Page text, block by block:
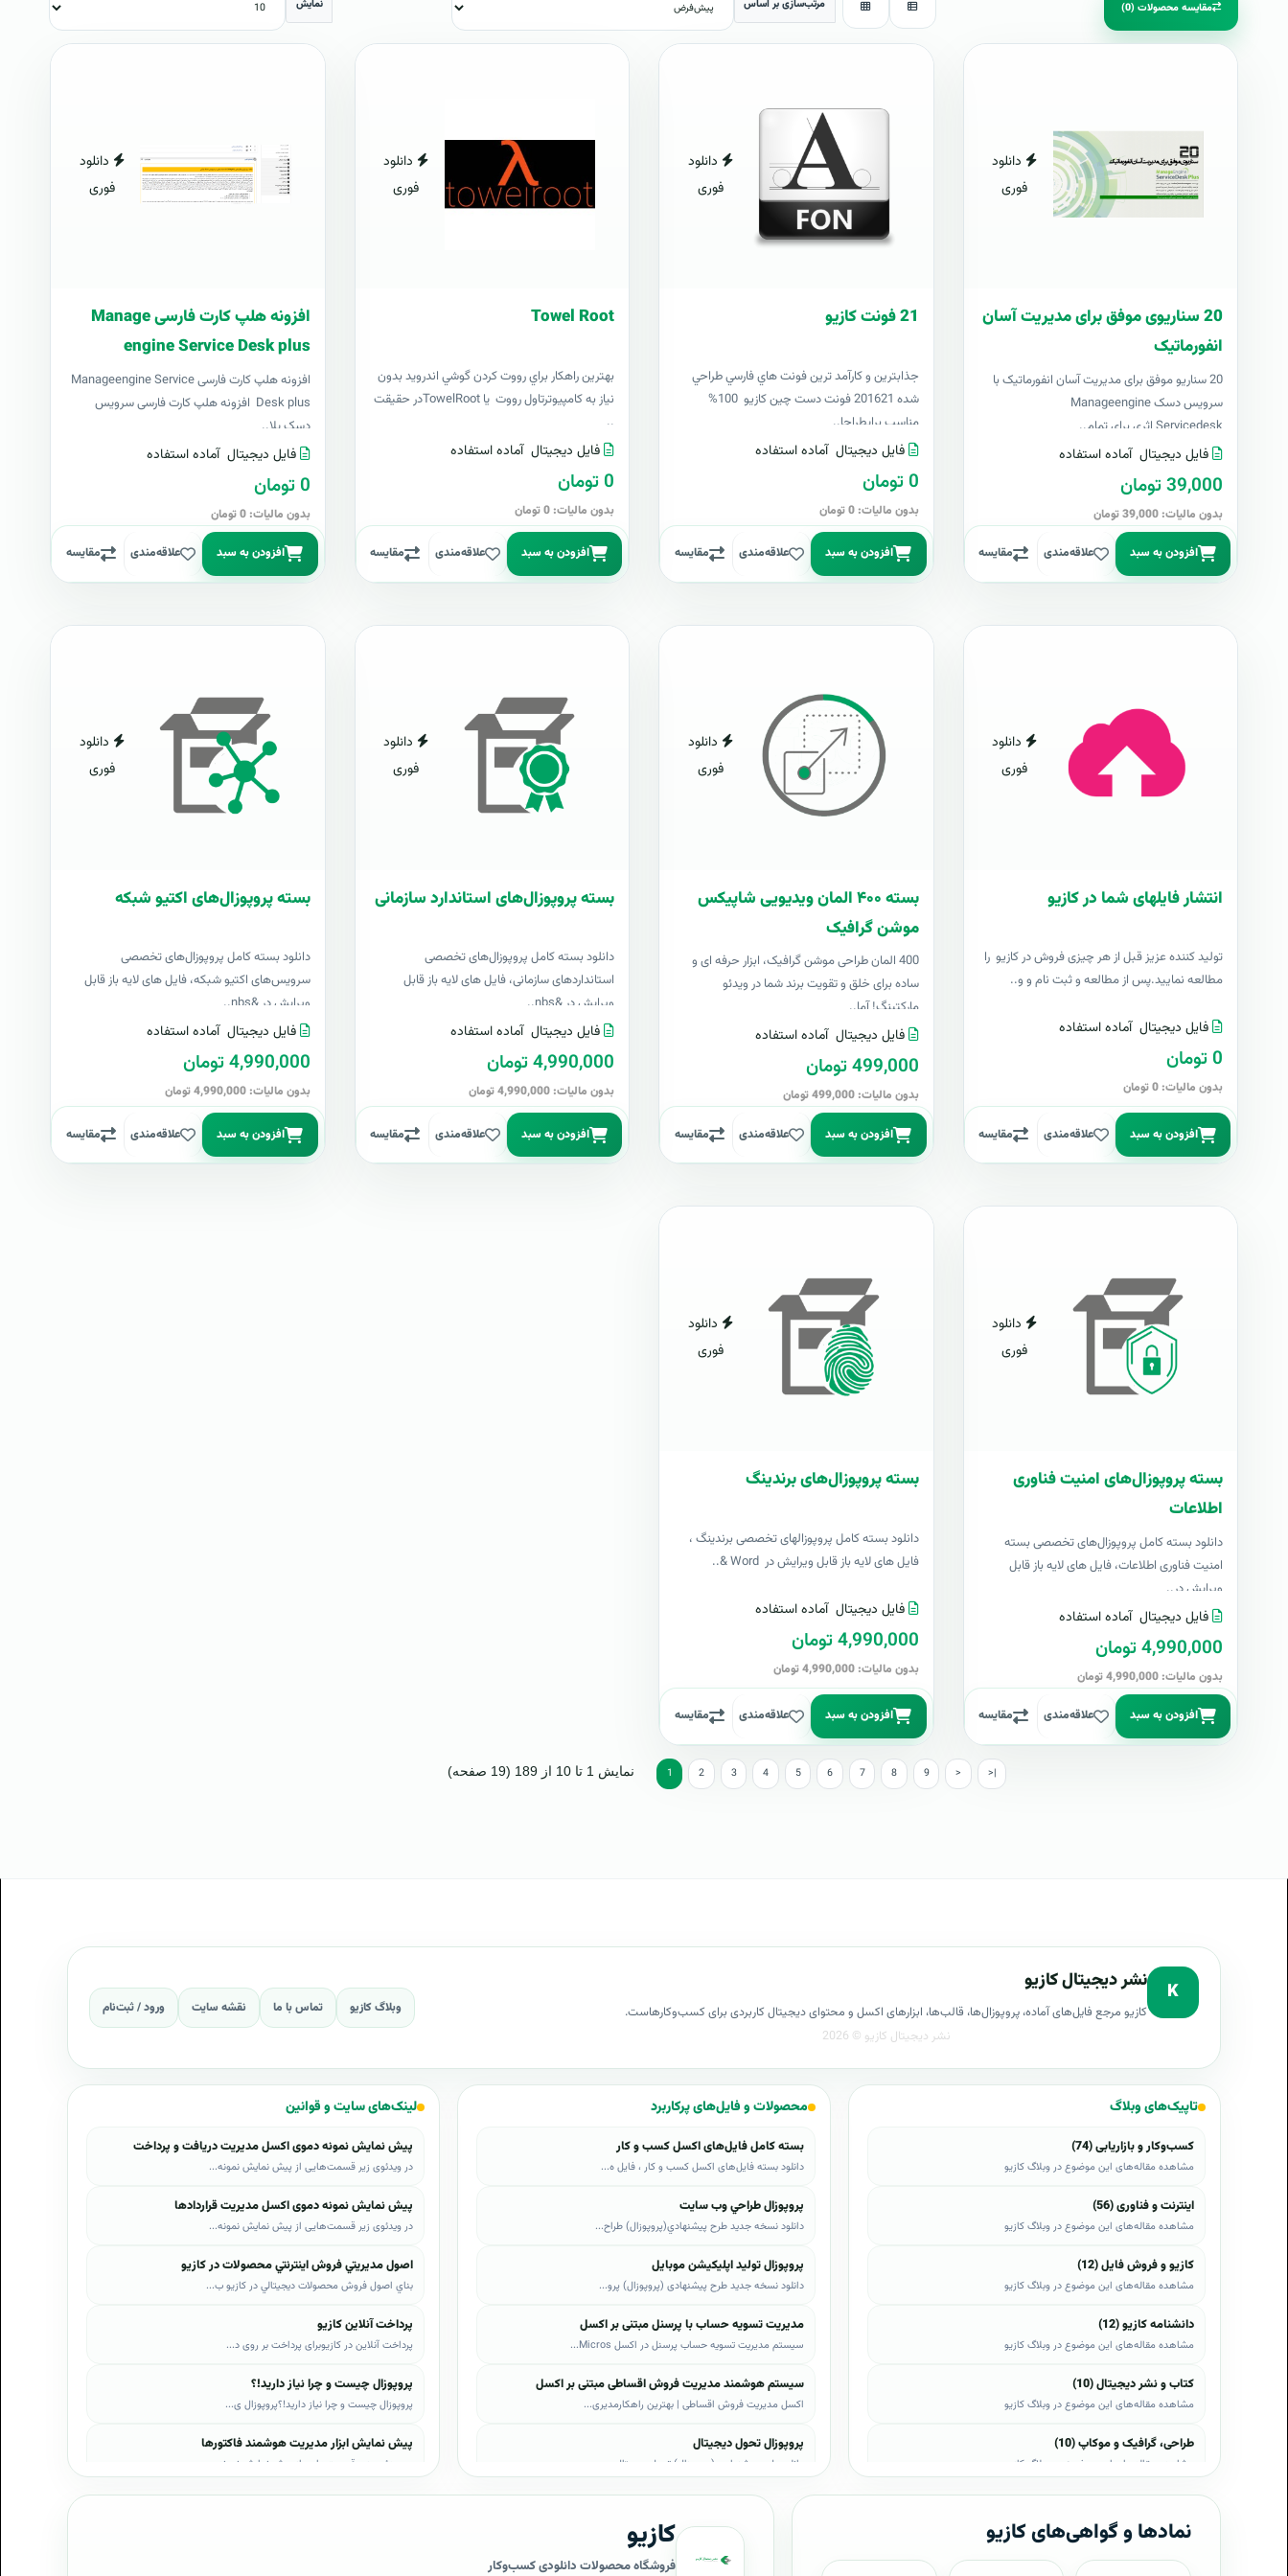
مقایسه محصولات (0) مرتب‌سازی بر اساس نمایش
دانلود
فوری
20 سناریوی موفق برای مدیریت آسان
انفورماتیک
20 سناریو موفق برای مدیریت آسان انفورماتیک با
سرویس دسک Manageengine
Servicedesk اثری برای تمام..
فایل دیجیتال آماده استفاده
39,000 تومان
بدون مالیات: 39,000 تومان
افزودن به سبد علاقه‌مندی مقایسه
دانلود
فوری
21 فونت کازيو
جذابترين و کارآمد ترين فونت هاي فارسي طراحي
شده 201621 فونت دست چين کازيو 100%
مناسب برايطراحا..
فایل دیجیتال آماده استفاده
0 تومان
بدون مالیات: 0 تومان
افزودن به سبد علاقه‌مندی مقایسه
دانلود
فوری
Towel Root
بهترين راهکار براي رووت کردن گوشي اندرويد بدون
نياز به کامپيوترتاول رووت يا TowelRootدر حقيقت
..
فایل دیجیتال آماده استفاده
0 تومان
بدون مالیات: 0 تومان
افزودن به سبد علاقه‌مندی مقایسه
دانلود
فوری
افزونه هلپ کارت فارسی Manage
engine Service Desk plus
افزونه هلپ کارت فارسی Manageengine Service
Desk plus افزونه هلپ کارت فارسی سرویس
دسک پلا..
فایل دیجیتال آماده استفاده
0 تومان
بدون مالیات: 0 تومان
افزودن به سبد علاقه‌مندی مقایسه
دانلود
فوری
انتشار فایلهای شما در کازیو
توليد کننده عزيز قبل از هر چیزی فروش در کازیو را
مطالعه نمایید.پس از مطالعه و ثبت نام و و..
فایل دیجیتال آماده استفاده
0 تومان
بدون مالیات: 0 تومان
افزودن به سبد علاقه‌مندی مقایسه
دانلود
فوری
بسته ۴۰۰ المان ویدیویی شاپیکس
موشن گرافیک
400 المان طراحی موشن گرافیک، ابزار حرفه ای و
ساده برای خلق و تقویت برند شما در ویدئو
مارکتینگ! آما..
فایل دیجیتال آماده استفاده
499,000 تومان
بدون مالیات: 499,000 تومان
افزودن به سبد علاقه‌مندی مقایسه
دانلود
فوری
بسته پروپوزال‌های استاندارد سازمانی
دانلود بسته کامل پروپوزال‌های تخصصی
استانداردهای سازمانی، فایل های لایه باز قابل
ویرایش در &nbs..
فایل دیجیتال آماده استفاده
4,990,000 تومان
بدون مالیات: 4,990,000 تومان
افزودن به سبد علاقه‌مندی مقایسه
دانلود
فوری
بسته پروپوزال‌های اکتیو شبکه
دانلود بسته کامل پروپوزال‌های تخصصی
سرویس‌های اکتیو شبکه، فایل های لایه باز قابل
ویرایش در &nbs..
فایل دیجیتال آماده استفاده
4,990,000 تومان
بدون مالیات: 4,990,000 تومان
افزودن به سبد علاقه‌مندی مقایسه
دانلود
فوری
بسته پروپوزال‌های امنیت فناوری
اطلاعات
دانلود بسته کامل پروپوزال‌های تخصصی بسته
امنیت فناوری اطلاعات، فایل های لایه باز قابل
ویرایش در..
فایل دیجیتال آماده استفاده
4,990,000 تومان
بدون مالیات: 4,990,000 تومان
افزودن به سبد علاقه‌مندی مقایسه
دانلود
فوری
بسته پروپوزال‌های برندینگ
دانلود بسته کامل پروپوزالهای تخصصی برندینگ ،
فایل های لایه باز قابل ویرایش در Word &..
فایل دیجیتال آماده استفاده
4,990,000 تومان
بدون مالیات: 4,990,000 تومان
افزودن به سبد علاقه‌مندی مقایسه
1 2 3 4 5 6 7 8 9 > >| نمایش 1 تا 10 از 189 (19 صفحه)
K نشر دیجیتال کازیو
کازیو مرجع فایل‌های آماده، پروپوزال‌ها، قالب‌ها، ابزارهای اکسل و محتوای دیجیتال کاربردی برای کسب‌وکارهاست. وبلاگ کازیو تماس با ما نقشه سایت ورود / ثبت‌نام
تاپیک‌های وبلاگ
کسب‌وکار و بازاریابی (74)
مشاهده مقاله‌های این موضوع در وبلاگ کازیو
اینترنت و فناوری (56)
مشاهده مقاله‌های این موضوع در وبلاگ کازیو
کازیو و فروش فایل (12)
مشاهده مقاله‌های این موضوع در وبلاگ کازیو
دانشنامه کازیو (12)
مشاهده مقاله‌های این موضوع در وبلاگ کازیو
کتاب و نشر دیجیتال (10)
مشاهده مقاله‌های این موضوع در وبلاگ کازیو
طراحی، گرافیک و موکاپ (10)
مشاهده مقاله‌های این موضوع در وبلاگ کازیو
مشاهده مقاله‌های این موضوع در وبلاگ کازیو
موبایل و اندروید (6)
محصولات و فایل‌های پرکاربرد
بسته کامل فایل‌های اکسل کسب و کار
دانلود بسته فایل‌های اکسل کسب و کار ، فایل ه...
پروپوزال طراحي وب سايت
دانلود نسخه جدید طرح پيشنهادي(پروپوزال) طراح...
پروپوزال تولید اپلیکیشن موبایل
دانلود نسخه جدید طرح پیشنهادی (پروپوزال) پرو...
مدیریت تسویه حساب با پرسنل مبتنی بر اکسل
سیستم مدیریت تسویه حساب پرسنل در اکسل Micros...
سیستم هوشمند مدیریت فروش اقساطی مبتنی بر اکسل
اکسل مدیریت فروش اقساطی | بهترین راهکارمدیری...
پروپوزال تحول دیجیتال
دانلود طرح پیشنهادی (پروپوزال) تحول دیجیتال،...
پروپوزال AI
دانلود طرح پيشنهادي(پروپوزال) هوش مصنوعی (AI...
پروپوزال بیزاجی
لینک‌های سایت و قوانین
پیش نمایش نمونه دموی اکسل مدیریت دریافت و پرداخت
در ویدئوی زیر قسمت‌هایی از پیش نمایش نمونه...
پیش نمایش نمونه دموی اکسل مدیریت قراردادها
در ویدئوی زیر قسمت‌هایی از پیش نمایش نمونه...
اصول مديريتي فروش اينترنتي محصولات در کازيو
بناي اصول فروش محصولات ديجيتالي در کازيو ب...
پرداخت آنلاین کازیو
پرداخت آنلاین در کازیوبرای پرداخت بر روی د...
پروپوزال چیست و چرا نیاز دارید!؟
پروپوزال چیست و چرا نیاز دارید!؟پروپوزال ی...
پیش نمایش ابزار مدیریت هوشمند فاکتورها
در ویدئوی زیر قسمت‌هایی از پیش نمایش نمونه...
نمادها و گواهی‌های کازیو کازیو
فروشگاه محصولات دانلودی کسب‌وکار